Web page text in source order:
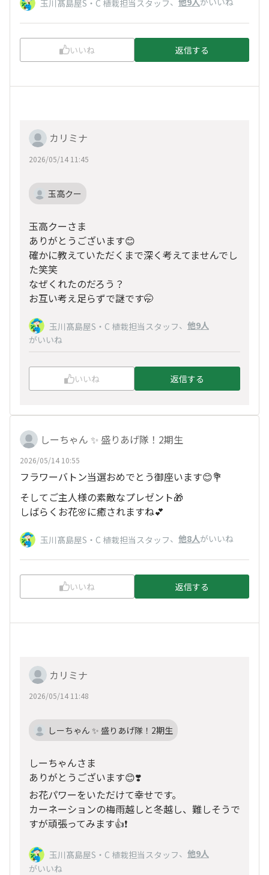
玉川髙島屋S・C 植栽担当スタッフ
いいね 返信する
カリミナ
2026/05/14 11:45
玉高クー
玉高クーさま
ありがとうございます😊
確かに教えていただくまで深く考えてませんでし
た笑笑
なぜくれたのだろう？
お互い考え足らずで謎です🤭
玉川髙島屋S・C 植栽担当スタッフ、 他9人
がいいね
いいね 返信する
しーちゃん ✨ 盛りあげ隊！2期生
2026/05/14 10:55
フラワーバトン当選おめでとう御座います😊💐
そしてご主人様の素敵なプレゼント🎁
しばらくお花🌸に癒されますね💕
玉川髙島屋S・C 植栽担当スタッフ、 他8人がいいね
いいね 返信する
カリミナ
2026/05/14 11:48
しーちゃん ✨ 盛りあげ隊！2期生
しーちゃんさま
ありがとうございます😊❣️
お花パワーをいただけて幸せです。
カーネーションの梅雨越しと冬越し、難しそうで
すが頑張ってみます👍❗️
玉川髙島屋S・C 植栽担当スタッフ、 他9人
がいいね